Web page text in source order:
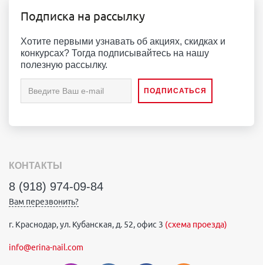
Подписка на рассылку
Хотите первыми узнавать об акциях, скидках и
конкурсах? Тогда подписывайтесь на нашу
полезную рассылку.
КОНТАКТЫ
8 (918) 974-09-84
Вам перезвонить?
г. Краснодар, ул. Кубанская, д. 52, офис 3 (схема проезда)
info@erina-nail.com